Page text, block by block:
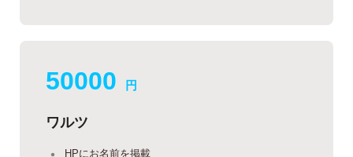
50000 円
ワルツ
HPにお名前を掲載